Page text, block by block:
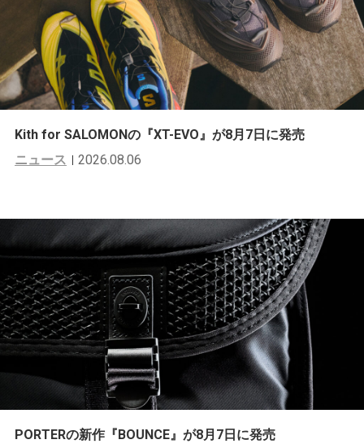
Kith for SALOMONの『XT-EVO』が8月7日に発売
ニュース
2026.08.06
PORTERの新作『BOUNCE』が8月7日に発売